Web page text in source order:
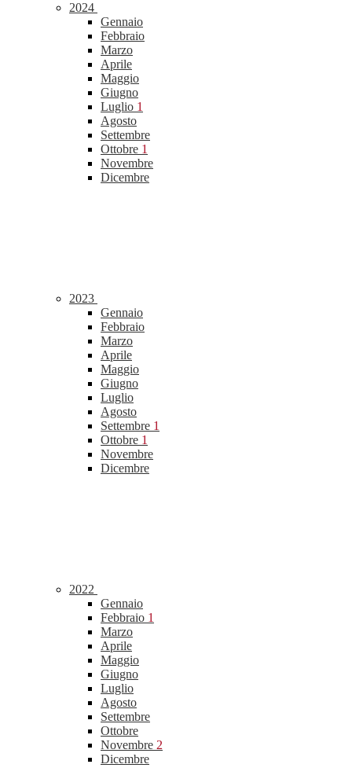
2024
Gennaio
Febbraio
Marzo
Aprile
Maggio
Giugno
Luglio 1
Agosto
Settembre
Ottobre 1
Novembre
Dicembre
2023
Gennaio
Febbraio
Marzo
Aprile
Maggio
Giugno
Luglio
Agosto
Settembre 1
Ottobre 1
Novembre
Dicembre
2022
Gennaio
Febbraio 1
Marzo
Aprile
Maggio
Giugno
Luglio
Agosto
Settembre
Ottobre
Novembre 2
Dicembre